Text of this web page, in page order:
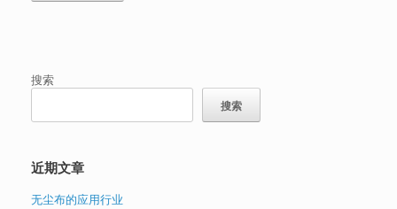
搜索
搜索
近期文章
无尘布的应用行业